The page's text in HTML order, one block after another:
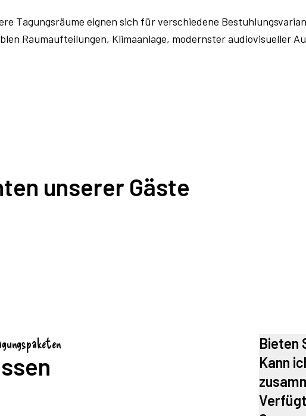
Tagungsräume eignen sich für verschiedene
Raumaufteilungen, Klimaanlage, modernster audiovisueller
unserer Gäste
Bieten
Kann